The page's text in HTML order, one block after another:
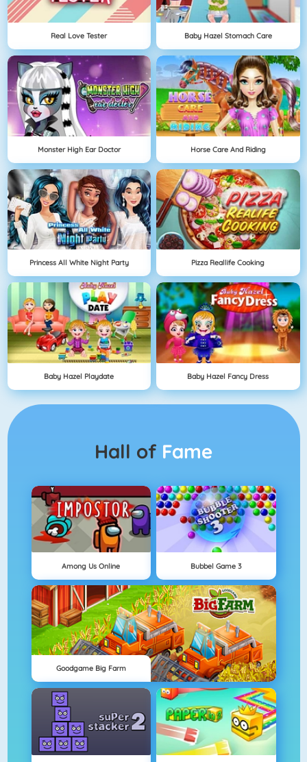
Real Love Tester Baby Hazel Stomach Care
Monster High Ear Doctor Horse Care And Riding
Princess All White Night Party Pizza Reallife Cooking
Baby Hazel Playdate Baby Hazel Fancy Dress
Hall of Fame
Among Us Online Bubbel Game 3
Goodgame Big Farm